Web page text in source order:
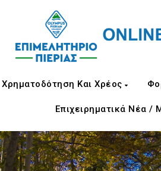
Χρηματοδότηση Και Χρέος
Επιχειρηματικά Νέα /